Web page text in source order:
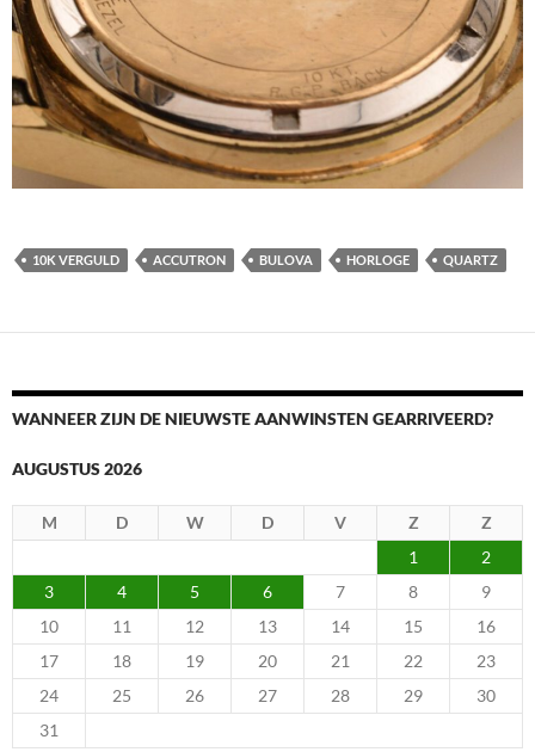
10K VERGULD ACCUTRON BULOVA HORLOGE QUARTZ
WANNEER ZIJN DE NIEUWSTE AANWINSTEN GEARRIVEERD?
AUGUSTUS 2026
M D W D V Z
Z
1
2
3
4 5 6 7 8
9
10
11 12 13 14 15
16
17
18 19 20 21 22
23
24
25 26 27 28 29
30
31